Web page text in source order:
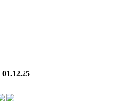
01.12.25